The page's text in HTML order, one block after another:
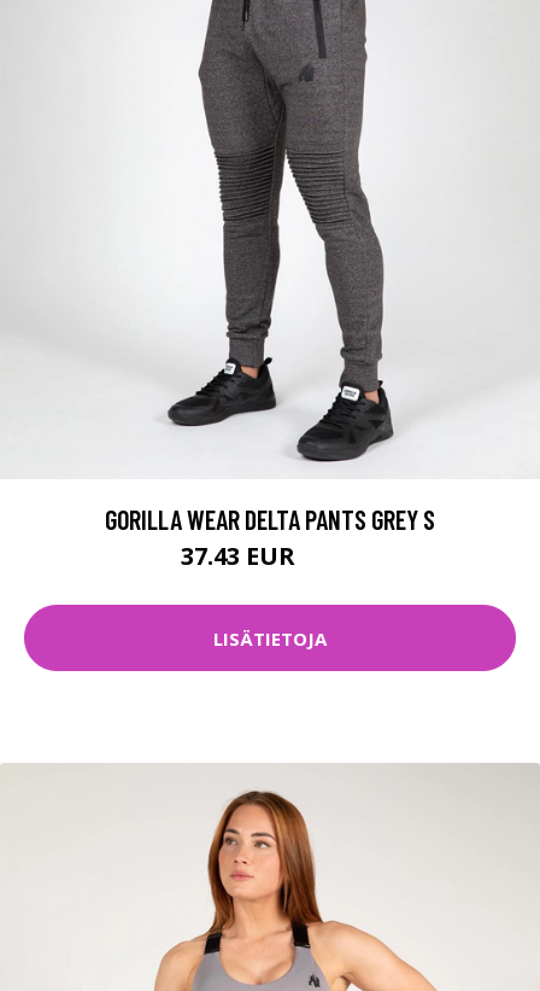
GORILLA WEAR DELTA PANTS GREY S
37.43 EUR
LISÄTIETOJA